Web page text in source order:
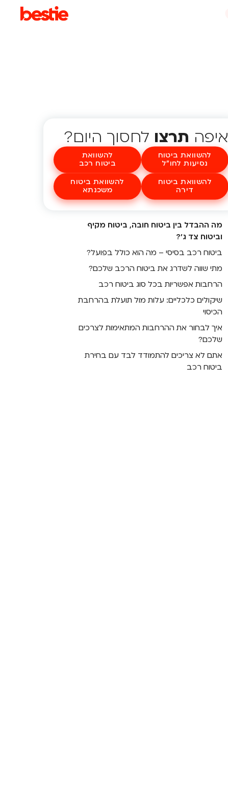
איפה תרצו לחסוך היום?
להשוואת ביטוח
נסיעות לחו"ל
להשוואת
ביטוח רכב
להשוואת ביטוח
דירה
להשוואת ביטוח
משכנתא
מה ההבדל בין ביטוח חובה, ביטוח מקיף
וביטוח צד ג'?
ביטוח רכב בסיסי – מה הוא כולל בפועל?
מתי שווה לשדרג את ביטוח הרכב שלכם?
הרחבות אפשריות בכל סוג ביטוח רכב
שיקולים כלכליים: עלות מול תועלת בהרחבת
הכיסוי
איך לבחור את ההרחבות המתאימות לצרכים
שלכם?
אתם לא צריכים להתמודד לבד עם בחירת
ביטוח רכב